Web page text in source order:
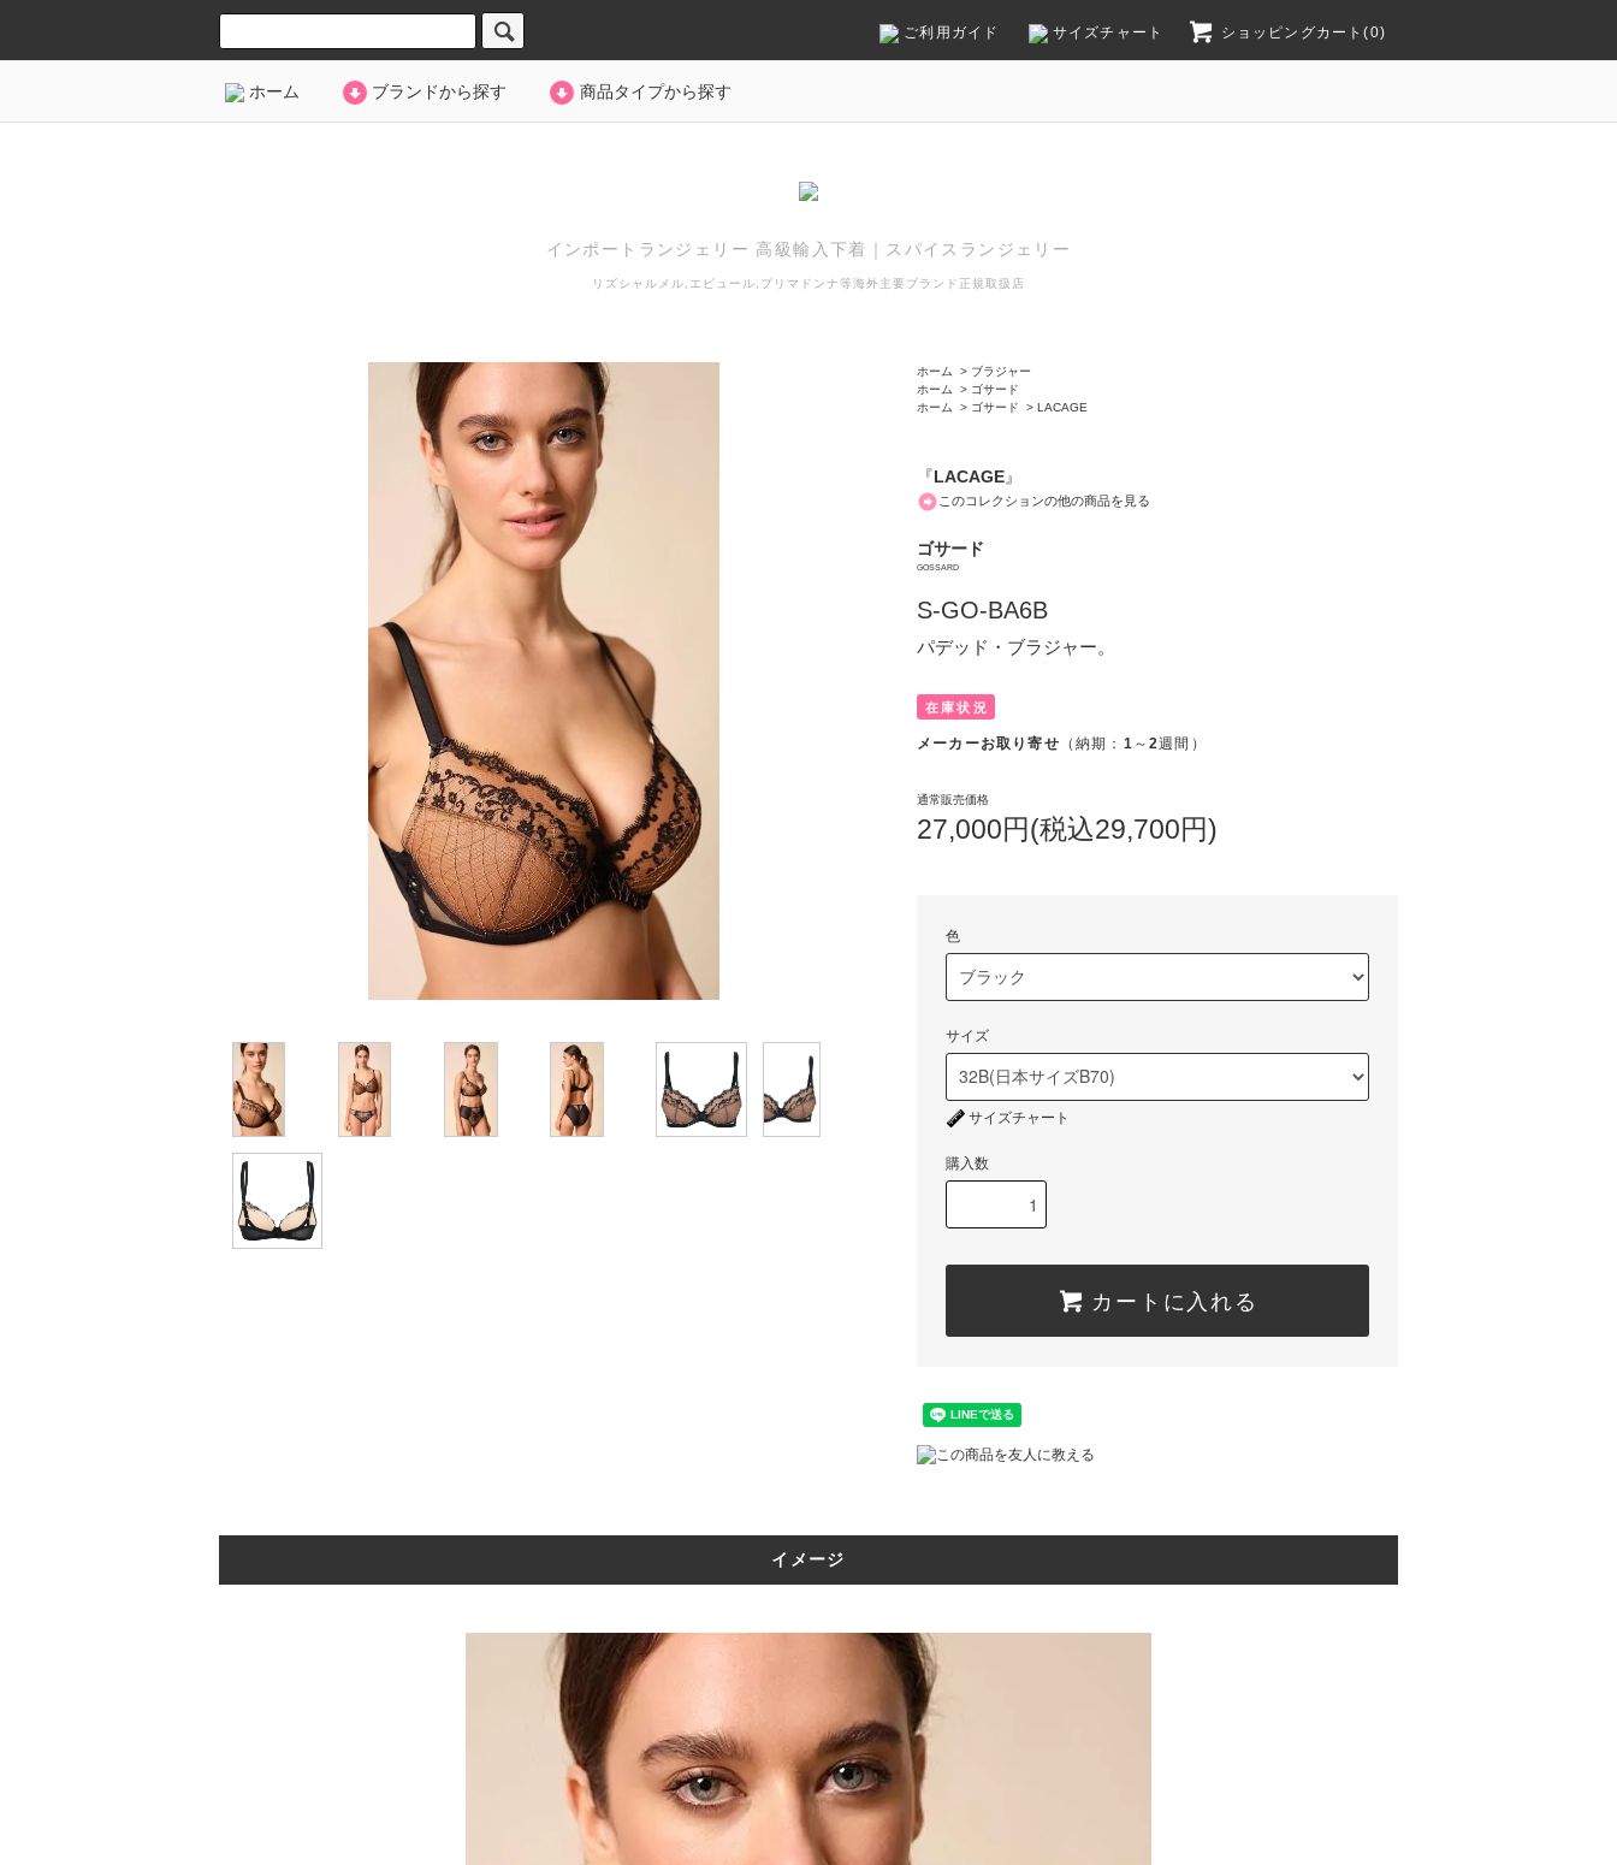
ご利用ガイド サイズチャート ショッピングカート(0)
ホーム ブランドから探す 商品タイプから探す
インポートランジェリー 高級輸入下着 スパイスランジェリー
リズシャルメル,エピュール,プリマドンナ等海外主要ブランド正規取扱店
ホーム > ブラジャー
ホーム
> ゴサード
ホーム
> ゴサード > LACAGE
『LACAGE』
このコレクションの他の商品を見る
ゴサード
GOSSARD
S-GO-BA6B
パデッド・ブラジャー。
在庫状況
メーカーお取り寄せ （納期： 1 ～2週間）
通常販売価格
27,000円(税込29,700円)
色
サイズ
サイズチャート
購入数
カートに入れる
この商品を友人に教える
イメージ